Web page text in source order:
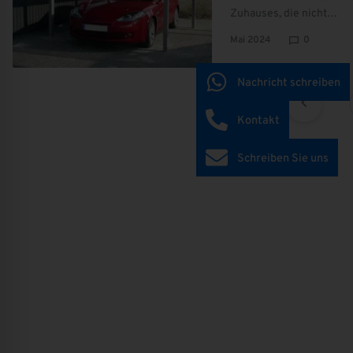
Zuhauses, die nicht…
Mai 2024 0
Nachricht schreiben
Kontakt
Schreiben Sie uns